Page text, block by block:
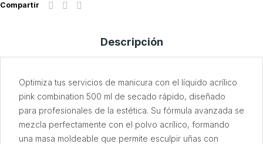
Compartir
Descripción
Optimiza tus servicios de manicura con el líquido acrílico
pink combination 500 ml de secado rápido, diseñado
para profesionales de la estética. Su fórmula avanzada se
mezcla perfectamente con el polvo acrílico, formando
una masa moldeable que permite esculpir uñas con